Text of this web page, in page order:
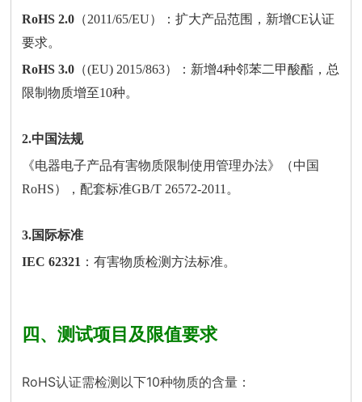
RoHS 2.0 （2011/65/EU）：扩大产品范围，新增CE认证
要求。
RoHS 3.0 （(EU) 2015/863）：新增4种邻苯二甲酸酯，总
限制物质增至10种。
2.中国法规
《电器电子产品有害物质限制使用管理办法》（中国
RoHS），配套标准GB/T 26572-2011。
3.国际标准
IEC 62321 ：有害物质检测方法标准。
四、测试项目及限值要求
RoHS认证需检测以下10种物质的含量：